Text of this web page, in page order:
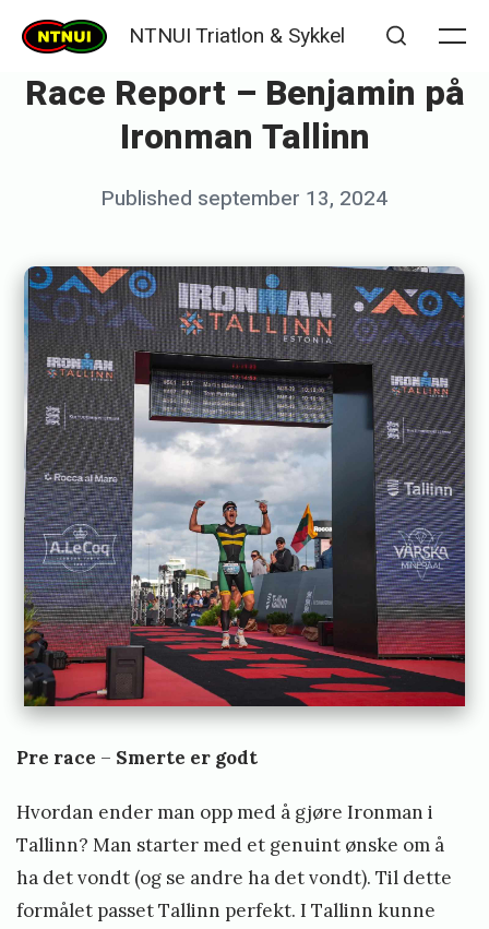
Skip
content
NTNUI Triatlon & Sykkel
Race Report – Benjamin på
Ironman Tallinn
Posted
Published september 13, 2024
t
i
l
d
e
v
e
i
e
Pre race – Smerte er godt
Hvordan ender man opp med å gjøre Ironman i
Tallinn? Man starter med et genuint ønske om å
ha det vondt (og se andre ha det vondt). Til dette
formålet passet Tallinn perfekt. I Tallinn kunne